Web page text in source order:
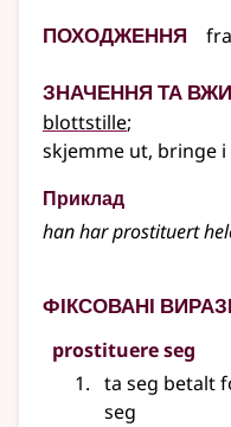
Походження fra
Значення та
blottstille;
skjemme ut, bringe i
Приклад
han har prostituert
Фіксовані
prostituere seg
ta seg betalt
seg